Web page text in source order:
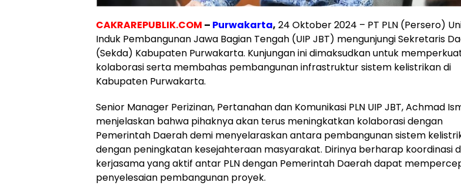
CAKRAREPUBLIK.COM – Purwakarta, 24 Oktober 2024 – PT PLN (Persero)
Induk Pembangunan Jawa Bagian Tengah (UIP JBT) mengunjungi Sekretaris
(Sekda) Kabupaten Purwakarta. Kunjungan ini dimaksudkan untuk
kolaborasi serta membahas pembangunan infrastruktur sistem kelistrikan di
Kabupaten Purwakarta.
Senior Manager Perizinan, Pertanahan dan Komunikasi PLN UIP JBT, Achmad
menjelaskan bahwa pihaknya akan terus meningkatkan kolaborasi dengan
Pemerintah Daerah demi menyelaraskan antara pembangunan sistem
dengan peningkatan kesejahteraan masyarakat. Dirinya berharap koordinasi
kerjasama yang aktif antar PLN dengan Pemerintah Daerah dapat
penyelesaian pembangunan proyek.